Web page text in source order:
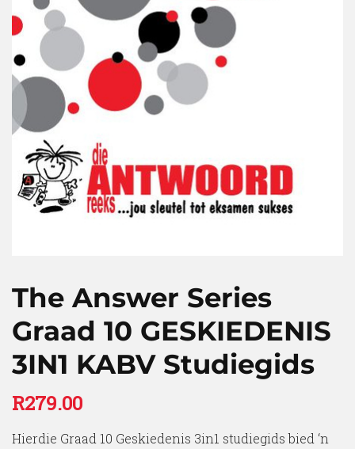
The Answer Series
Graad 10 GESKIEDENIS
3IN1 KABV Studiegids
R279.00
Hierdie Graad 10 Geskiedenis 3in1 studiegids bied ‘n